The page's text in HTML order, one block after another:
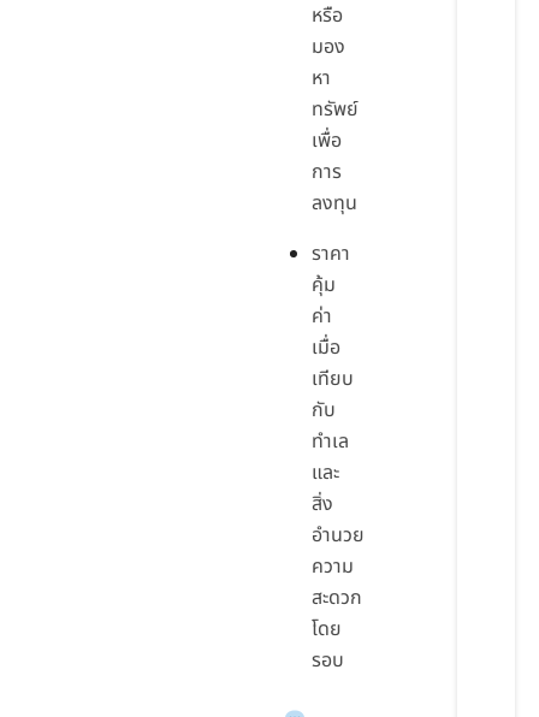
หรือ
มอง
หา
ทรัพย์
เพื่อ
การ
ลงทุน
ราคา
คุ้ม
ค่า
เมื่อ
เทียบ
กับ
ทำเล
และ
สิ่ง
อำนวย
ความ
สะดวก
โดย
รอบ